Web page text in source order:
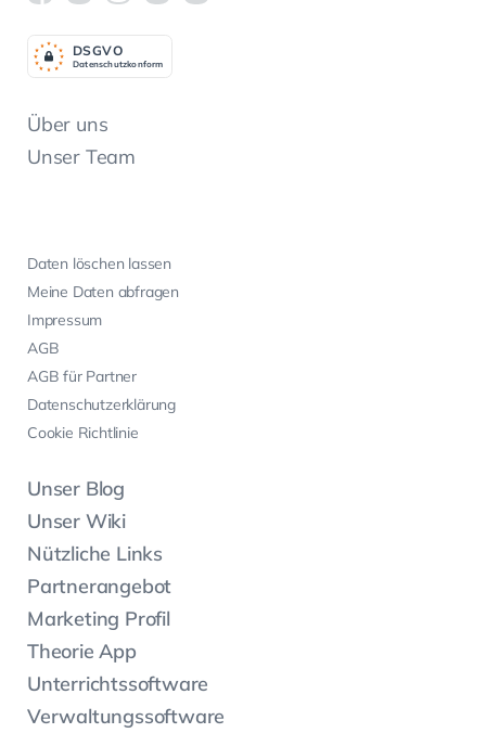
Über uns
Unser Team
Daten löschen lassen
Meine Daten abfragen
Impressum
AGB
AGB für Partner
Datenschutzerklärung
Cookie Richtlinie
Unser Blog
Unser Wiki
Nützliche Links
Partnerangebot
Marketing Profil
Theorie App
Unterrichtssoftware
Verwaltungssoftware
Datenschutzkonform
DSGVO